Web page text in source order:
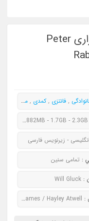
دانلود فیلم پیتر خرگوشه 2 فراری Peter
, فانتزی ,کمدی , ماجراجویی
622MB - 882MB - 1.7GB - 2.3GB
انگلیسی - زیرنویس فارسی
: تمامی سنین
:
Will Gluck
:
Margot Robbie / Elizabeth Debicki / Aimee Horne / Lennie James / Hayley Atwell